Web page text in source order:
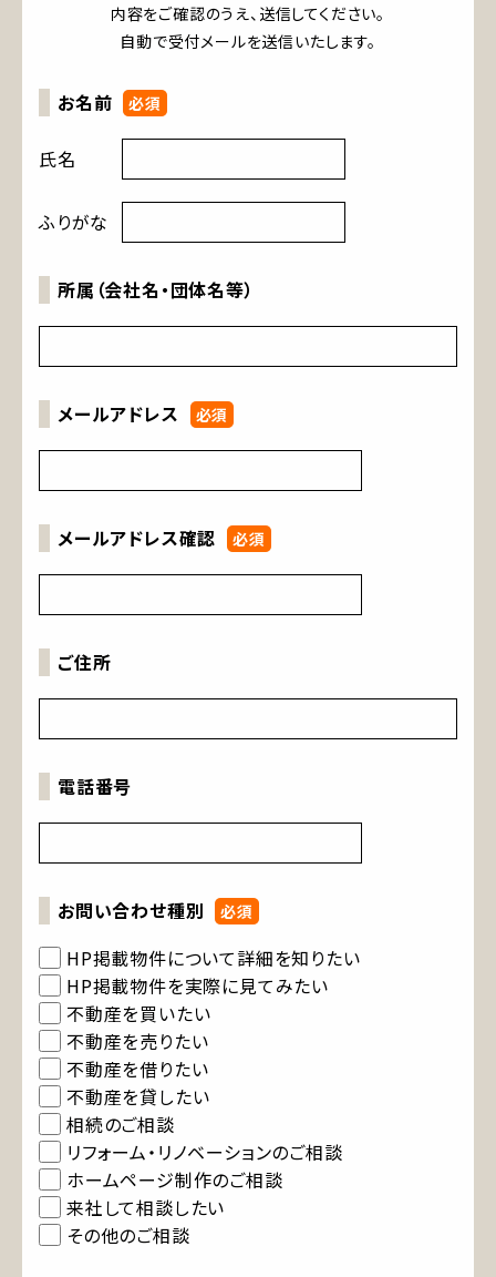
内容をご確認のうえ、送信してください。
自動で受付メールを送信いたします。
お名前
氏名
ふりがな
所属（会社名・団体名等）
メールアドレス
メールアドレス確認
ご住所
電話番号
お問い合わせ種別
HP掲載物件について詳細を知りたい
HP掲載物件を実際に見てみたい
不動産を買いたい
不動産を売りたい
不動産を借りたい
不動産を貸したい
相続のご相談
リフォーム・リノベーションのご相談
ホームページ制作のご相談
来社して相談したい
その他のご相談